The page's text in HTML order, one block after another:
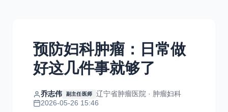
预防妇科肿瘤：日常做
好这几件事就够了
乔志伟 副主任医师
辽宁省肿瘤医院 · 肿瘤妇科
2026-05-26 15:46